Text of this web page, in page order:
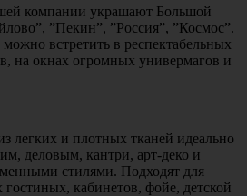
компании украшают Большой
”Пекин”, ”Россия”, ”Космос”.
встретить в респектабельных
на окнах огромных универмагов и
легких и плотных тканей идеально
деловым, кантри, арт-деко и
стилями. Подходят для
кабинетов, фойе, детской